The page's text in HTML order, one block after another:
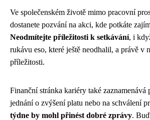
Ve společenském životě mimo pracovní
dostanete pozvání na akci, kde potkáte
Neodmítejte příležitosti k setkávání, i
rukávu eso, které ještě neodhalil, a právě v
příležitosti.
Finanční stránka kariéry také
jednání o zvýšení platu nebo na schválení
týdne by mohl přinést dobré zprávy.